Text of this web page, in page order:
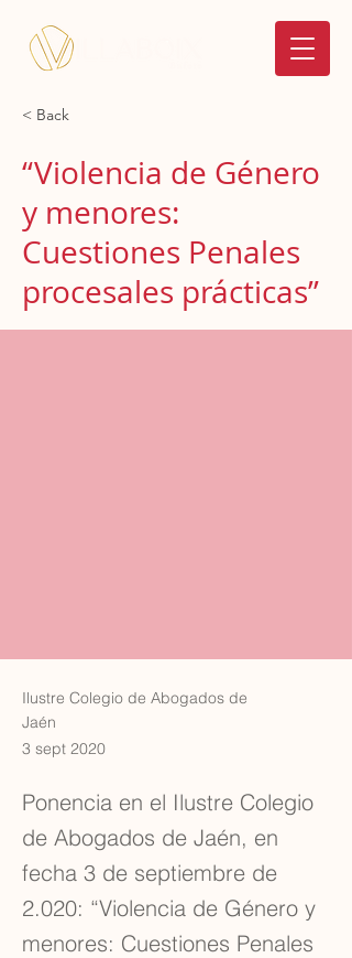
< Back
“Violencia de Género
y menores:
Cuestiones Penales
procesales prácticas”
Ilustre Colegio de Abogados de
Jaén
3 sept 2020
Ponencia en el Ilustre Colegio
de Abogados de Jaén, en
fecha 3 de septiembre de
2.020: “Violencia de Género y
menores: Cuestiones Penales